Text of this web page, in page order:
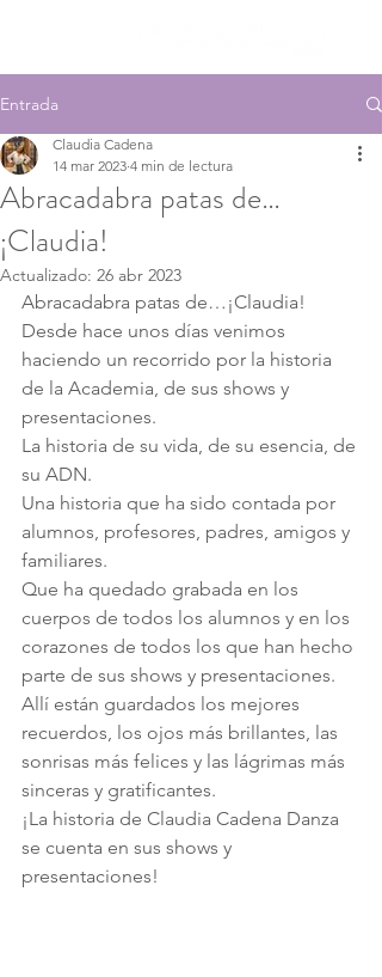
Entrada
Abracadabra patas de…
¡Claudia!
Claudia Cadena
14 mar 2023 4 min de lectura
Actualizado: 26 abr 2023
Abracadabra patas de…¡Claudia!
Desde hace unos días venimos
haciendo un recorrido por la historia
de la Academia, de sus shows y
presentaciones.
La historia de su vida, de su esencia, de
su ADN.
Una historia que ha sido contada por
alumnos, profesores, padres, amigos y
familiares.
Que ha quedado grabada en los
cuerpos de todos los alumnos y en los
corazones de todos los que han hecho
parte de sus shows y presentaciones.
Allí están guardados los mejores
recuerdos, los ojos más brillantes, las
sonrisas más felices y las lágrimas más
sinceras y gratificantes.
¡La historia de Claudia Cadena Danza
se cuenta en sus shows y
presentaciones!